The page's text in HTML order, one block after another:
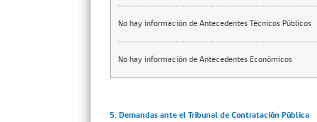
No hay información de Antecedentes Técnicos Públicos
No hay información de Antecedentes Económicos
5. Demandas ante el Tribunal de Contratación Pública